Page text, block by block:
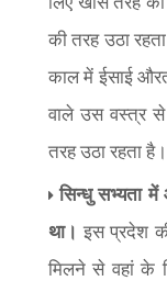
की तरह उठा
काल में ईसाई
वाले उस वस्त्र
तरह उठा रहता है।
सिन्धु सभ्यता में
था। इस प्रदेश
मिलने से वहां के